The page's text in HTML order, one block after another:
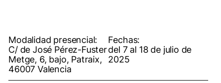
Modalidad presencial:
C/ de José Pérez-Fuster
Metge, 6, bajo, Patraix,
46007 Valencia
Fechas:
del 7 al 18 de julio de
2025